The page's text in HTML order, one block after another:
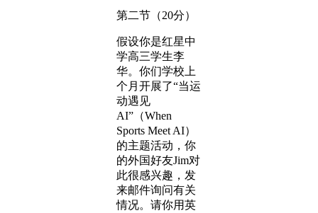
第二节（20分）
假设你是红星中
学高三学生李
华。你们学校上
个月开展了“当运
动遇见
AI”（When
Sports Meet AI）
的主题活动，你
的外国好友Jim对
此很感兴趣，发
来邮件询问有关
情况。请你用英